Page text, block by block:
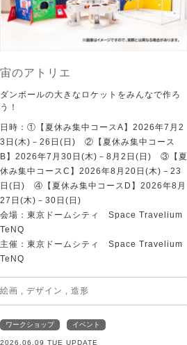
宙のアトリエ
ダンボールの大きなロケットをみんなで作ろ
う！
日時：①【夏休み集中コースA】2026年7月2
3日(木)－26日(日) ②【夏休み集中コース
B】2026年7月30日(木)－8月2日(日) ③【夏
休み集中コースC】2026年8月20日(木)－23
日(日) ④【夏休み集中コースD】2026年8月
27日(木)－30日(日)
会場：東京ドームシティ Space Travelium
TeNQ
主催：東京ドームシティ Space Travelium
TeNQ
絵画 , デザイン , 造形
ワークショップ イベント
2026.06.09 TUE UPDATE